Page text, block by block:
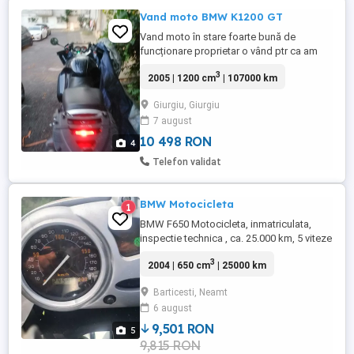
4
Vand moto BMW K1200 GT
Vand moto în stare foarte bună de
funcționare proprietar o vând ptr ca am
tel2005 | 1200 cm3 | 107000 km
Giurgiu, Giurgiu
7 august
10 498 RON
Telefon validat
5
1 BMW Motocicleta
BMW F650 Motocicleta, inmatriculata,
inspectie technica , ca. 25.000 km, 5 viteze
casca, geaca, pantaloni, brau, disponibile,
sapte, cinci, trei.
2004 | 650 cm3 | 25000 km
Barticesti, Neamt
6 august
9,501 RON
9,815 RON